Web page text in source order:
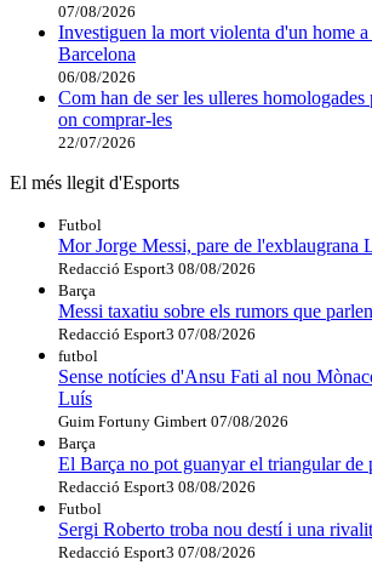
07/08/2026
Investiguen la mort violenta d'un home
Barcelona
06/08/2026
Com han de ser les ulleres
on comprar-les
22/07/2026
El més llegit d'Esports
Futbol
Mor Jorge Messi, pare de l'exblaugrana
Redacció Esport3 08/08/2026
Barça
Messi taxatiu sobre els rumors que
Redacció Esport3 07/08/2026
futbol
Sense notícies d'Ansu Fati al nou
Luís
Guim Fortuny Gimbert 07/08/2026
Barça
El Barça no pot guanyar el triangular de
Redacció Esport3 08/08/2026
Futbol
Sergi Roberto troba nou destí i una
Redacció Esport3 07/08/2026